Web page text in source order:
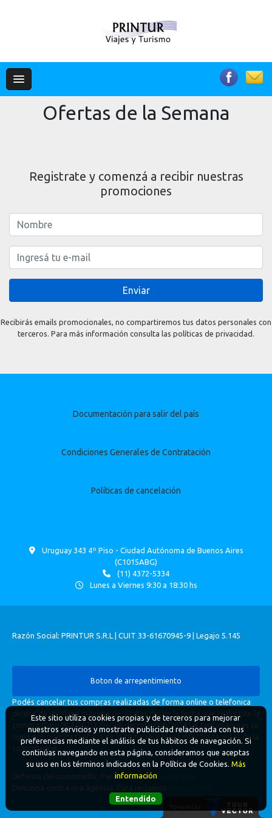
Ofertas de la Semana
Registrate y comenzá a recibir nuestras
promociones
Enviar
Recibirás emails promocionales, no compartiremos tus datos personales con
terceros. Para más información consulta las políticas de privacidad.
Documentación para salir del país
Condiciones Generales de Contratación
Políticas de cancelación
Uruguay 343 4º Piso - Ciudad Autónoma de Buenos Aires
(C1015ABG)
(11) 4372-5334
Lunes a Viernes 9:30 a 18:30 hs
Razón Social: PRINTUR S.R.L | CUIT 33-61670945-9 | Legajo 5.145
Boton de arrepentimiento
Podés cancelar tus compras realizadas de forma online o telefonica
dentro de un plazo máximo de 10 días desde la fecha que realizaste la
compra (Disp.954/2025). Según decreto 809/2024 las tarifas aéreas se
rigen por política tarifaria de la compañía aérea informada antes de la
contratación.
Defensa del consumidor. Para reclamosingrese aquí
Denuncia contra una agencia. Para reclamos
Este sitio utiliza cookies propias y de terceros para mejorar
nuestros servicios y mostrarte publicidad relacionada con tus
preferencias mediante el análisis de tus hábitos de navegación. Si
continúas navegando en esta página, consideramos que aceptas
su uso en los términos indicados en la Política de Cookies. Más
información
Entendido